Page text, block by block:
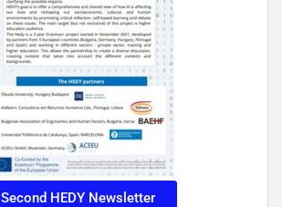
Second HEDY Newsletter